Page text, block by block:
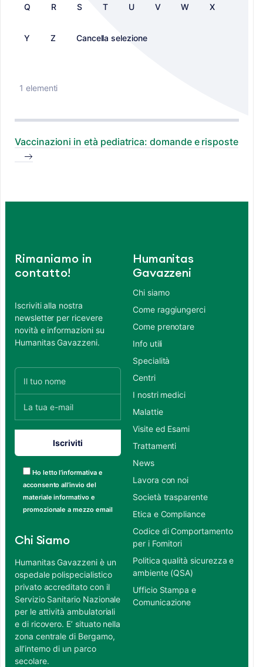
Q R S T U V W X
Y Z Cancella selezione
1 elementi
Vaccinazioni in età pediatrica: domande e risposte
Rimaniamo in
contatto!
Iscriviti alla nostra
newsletter per ricevere
novità e informazioni su
Humanitas Gavazzeni.
Ho letto l’informativa e
acconsento all’invio del
materiale informativo e
promozionale a mezzo email
Chi Siamo
Humanitas Gavazzeni è un
ospedale polispecialistico
privato accreditato con il
Servizio Sanitario Nazionale
per le attività ambulatoriali
e di ricovero. E’ situato nella
zona centrale di Bergamo,
all’interno di un parco
secolare.
Humanitas
Gavazzeni
Chi siamo
Come raggiungerci
Come prenotare
Info utili
Specialità
Centri
I nostri medici
Malattie
Visite ed Esami
Trattamenti
News
Lavora con noi
Società trasparente
Etica e Compliance
Codice di Comportamento
per i Fornitori
Politica qualità sicurezza e
ambiente (QSA)
Ufficio Stampa e
Comunicazione